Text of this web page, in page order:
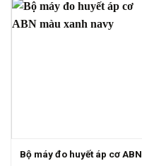
Bộ máy đo huyết áp cơ ABN